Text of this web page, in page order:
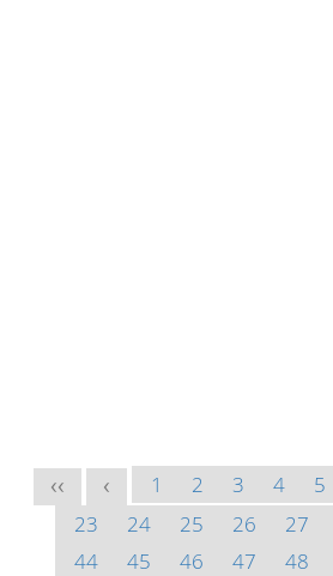
<< < 1 2 3 4 5
23
24 25 26 27
44
45 46 47 48